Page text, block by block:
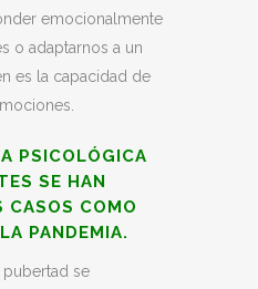
emocionalmente
o adaptarnos a un
es la capacidad de
PSICOLÓGICA
SE HAN
CASOS COMO
PANDEMIA.
se